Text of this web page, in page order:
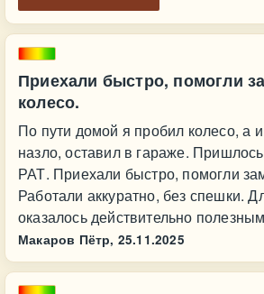
Приехали быстро, помогли
колесо.
По пути домой я пробил колесо, а
назло, оставил в гараже.
РАТ. Приехали быстро, помогли
Работали аккуратно, без спешки.
оказалось действительно
Макаров Пётр, 25.11.2025